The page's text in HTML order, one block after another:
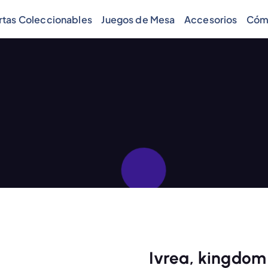
Coleccionables Juegos de Mesa Accesorios
Ivrea, kingdom